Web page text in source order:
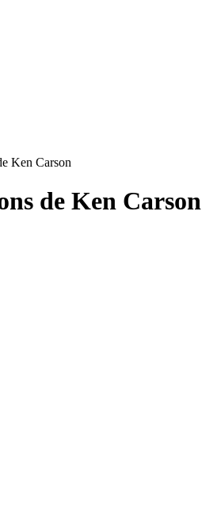
Ken Carson
de Ken Carson